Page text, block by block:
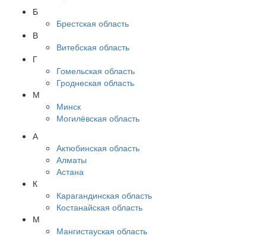
Б
Брестская область
В
Витебская область
Г
Гомельская область
Гроднеская область
М
Минск
Могилёвская область
А
Актюбинская область
Алматы
Астана
К
Карагандинская область
Костанайская область
М
Мангистауская область